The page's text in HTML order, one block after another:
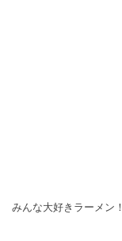
みんな大好きラーメン！